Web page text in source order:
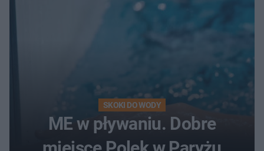
SKOKI DO WODY
ME w pływaniu. Dobre